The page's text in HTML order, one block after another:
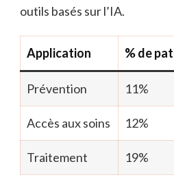
outils basés sur l’IA.
Application % de
Prévention 11%
Accès aux soins 12%
Traitement 19%